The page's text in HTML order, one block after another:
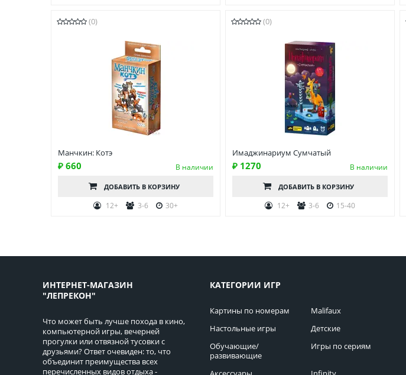
(0)
Манчкин: Котэ
₽ 660 В наличии
ДОБАВИТЬ В КОРЗИНУ
12+ 3-6 30+
(0)
Имаджинариум Сумчатый
₽ 1270 В наличии
ДОБАВИТЬ В КОРЗИНУ
12+ 3-6 15-40
ИНТЕРНЕТ-МАГАЗИН
"ЛЕПРЕКОН"
Что может быть лучше похода в кино,
компьютерной игры, вечерней
прогулки или отвязной тусовки с
друзьями? Ответ очевиден: то, что
объединит преимущества всех
перечисленных видов отдыха -
КАТЕГОРИИ ИГР
Картины по номерам
Malifaux
Настольные игры
Детские
Обучающие/
развивающие
Игры по сериям